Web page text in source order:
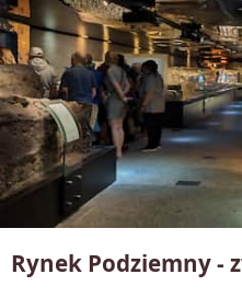
Rynek Podziemny -